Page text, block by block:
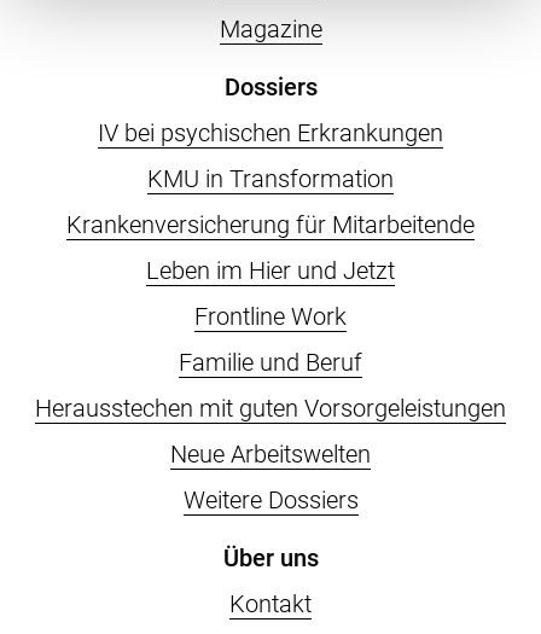
Magazine
Dossiers
IV bei psychischen Erkrankungen
KMU in Transformation
Krankenversicherung für Mitarbeitende
Leben im Hier und Jetzt
Frontline Work
Familie und Beruf
Herausstechen mit guten Vorsorgeleistungen
Neue Arbeitswelten
Weitere Dossiers
Über uns
Kontakt